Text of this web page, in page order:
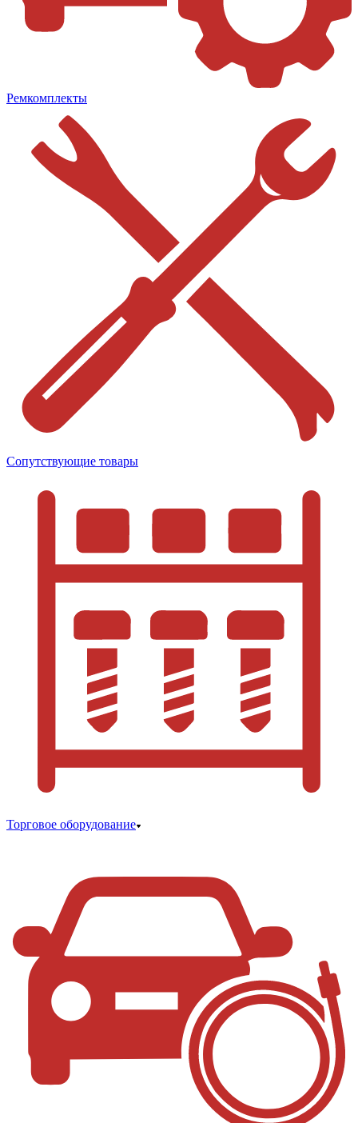
Ремкомплекты
Сопутствующие товары
Торговое оборудование